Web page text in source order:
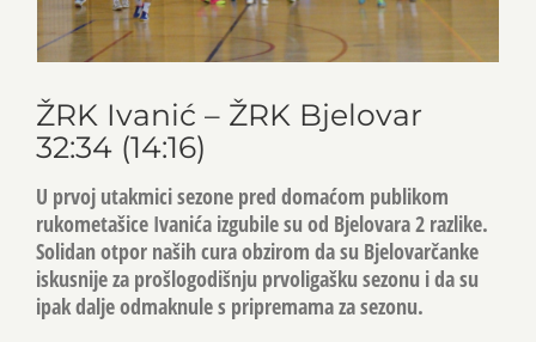
ŽRK Ivanić – ŽRK Bjelovar
32:34 (14:16)
U prvoj utakmici sezone pred domaćom publikom
rukometašice Ivanića izgubile su od Bjelovara 2 razlike.
Solidan otpor naših cura obzirom da su Bjelovarčanke
iskusnije za prošlogodišnju prvoligašku sezonu i da su
ipak dalje odmaknule s pripremama za sezonu.